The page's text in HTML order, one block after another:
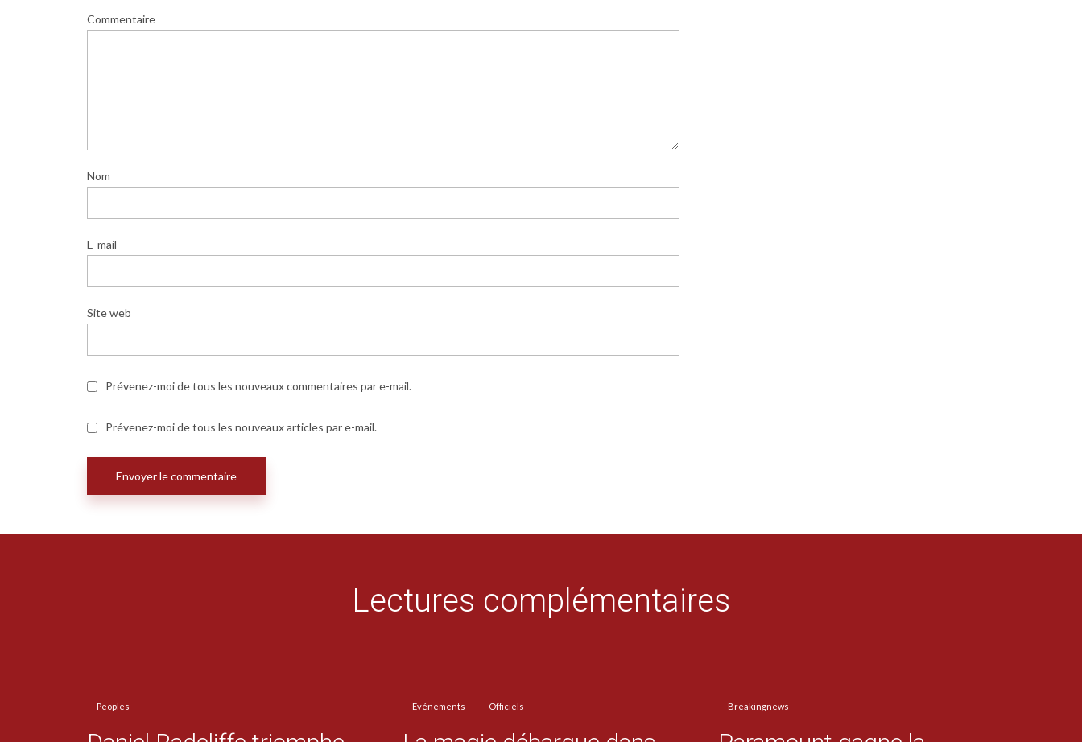
Commentaire
Nom
E-mail
Site web
Prévenez-moi de tous les nouveaux commentaires par e-mail.
Prévenez-moi de tous les nouveaux articles par e-mail.
Lectures complémentaires
Peoples Evénements Officiels Breakingnews